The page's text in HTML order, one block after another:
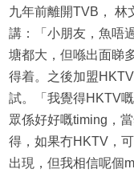
九年前離開TVB， 林
講：「小朋友，魚唔
塘都大，但喺出面睇
得着。之後加盟
試。「我覺得HKTV
眾係好好嘅timing，
得，如果冇HKTV，
出現，但我相信呢個